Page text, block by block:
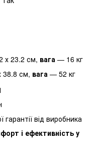
х 23.2 см, вага — 16 кг
38.8 см, вага — 52 кг
гарантії від виробника
і ефективність у